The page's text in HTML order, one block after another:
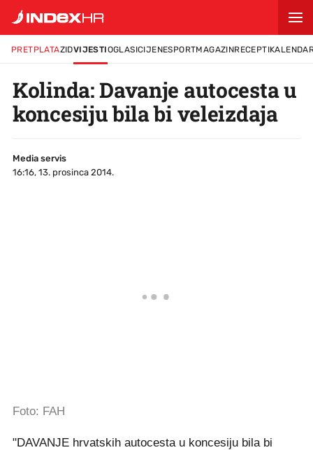
PRETPLATAZIDVIJESTIOGLASICIJENESPORTMAGAZINRECEPTI
Kolinda: Davanje autocesta u
koncesiju bila bi veleizdaja
Media servis
16:16, 13. prosinca 2014.
Foto: FAH
"DAVANJE hrvatskih autocesta u koncesiju bila bi